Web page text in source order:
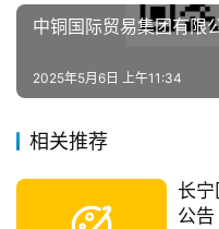
中铜国际贸易集团有限
2025年5月6日 上午11:34
相关推荐
长
公告